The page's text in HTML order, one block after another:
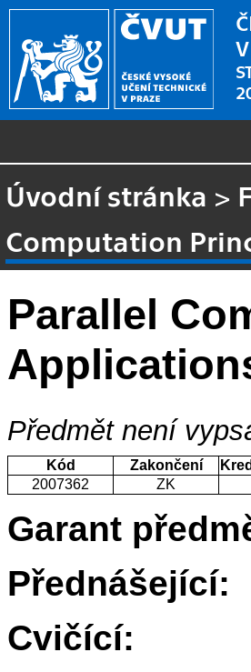
Úvodní stránka >
Computation
Parallel
Předmět není
Kód Zakončení
2007362
ZK
Garant
Přednášející:
Cvičící: